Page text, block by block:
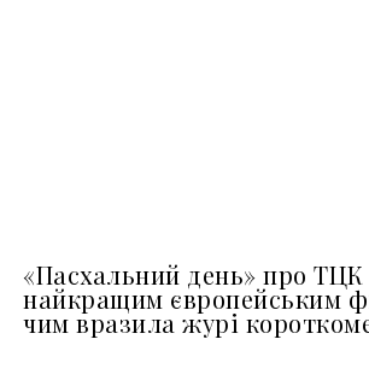
«Пасхальний день» про ТЦК
найкращим європейським
чим вразила журі